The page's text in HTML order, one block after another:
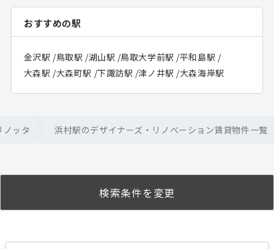
おすすめの駅
金沢駅 /鳥取駅 /湖山駅 /鳥取大学前駅 /平和島駅 /
大森駅 /大森町駅 /下諏訪駅 /津ノ井駅 /大森海岸駅
ッタ 浜村駅のデザイナーズ・リノベーション賃貸物件一覧
検索条件を変更